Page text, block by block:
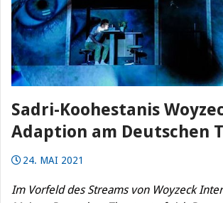
Sadri-Koohestanis
Adaption am Deutschen
24. MAI 2021
Im Vorfeld des Streams von Woyzeck